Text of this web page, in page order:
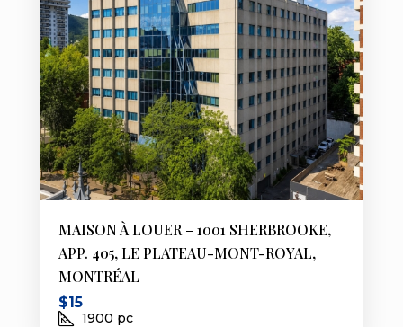
MAISON À LOUER – 1001 SHERBROOKE,
APP. 405, LE PLATEAU-MONT-ROYAL,
MONTRÉAL
$15
1900 pc